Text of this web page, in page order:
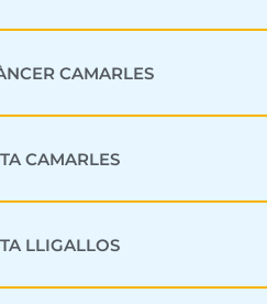
CAMARLES
CAMARLES
LLIGALLOS